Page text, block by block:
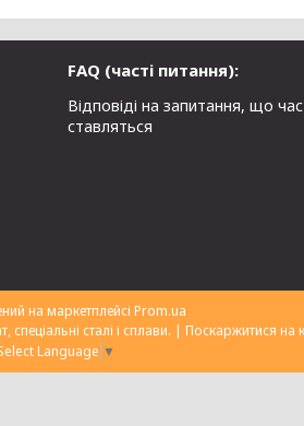
FAQ (часті питання):
Відповіді на запитання, що
ставляться
на маркетплейсі Prom.ua
ТОВ "Укрторгекспорт" нержавіючий та кольоровий металопрокат, спеціальні сталі і сплави. | Поскаржитися на
Language ▼